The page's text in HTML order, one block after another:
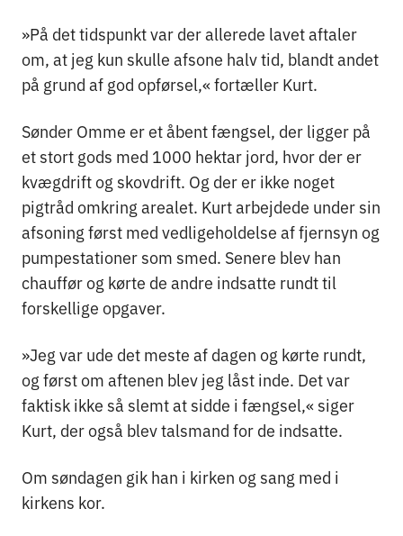
»På det tidspunkt var der allerede lavet aftaler
om, at jeg kun skulle afsone halv tid, blandt andet
på grund af god opførsel,« fortæller Kurt.
Sønder Omme er et åbent fængsel, der ligger på
et stort gods med 1000 hektar jord, hvor der er
kvægdrift og skovdrift. Og der er ikke noget
pigtråd omkring arealet. Kurt arbejdede under sin
afsoning først med vedligeholdelse af fjernsyn og
pumpestationer som smed. Senere blev han
chauffør og kørte de andre indsatte rundt til
forskellige opgaver.
»Jeg var ude det meste af dagen og kørte rundt,
og først om aftenen blev jeg låst inde. Det var
faktisk ikke så slemt at sidde i fængsel,« siger
Kurt, der også blev talsmand for de indsatte.
Om søndagen gik han i kirken og sang med i
kirkens kor.